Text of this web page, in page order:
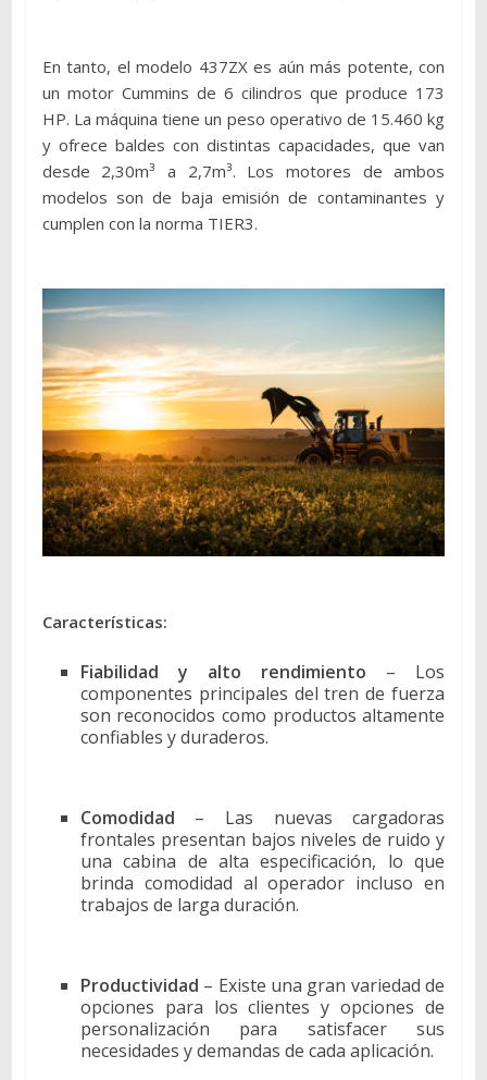
En tanto, el modelo 437ZX es aún más potente, con
un motor Cummins de 6 cilindros que produce 173
HP. La máquina tiene un peso operativo de 15.460 kg
y ofrece baldes con distintas capacidades, que van
desde 2,30m³ a 2,7m³. Los motores de ambos
modelos son de baja emisión de contaminantes y
cumplen con la norma TIER3.
Características:
Fiabilidad y alto rendimiento – Los
componentes principales del tren de fuerza
son reconocidos como productos altamente
confiables y duraderos.
Comodidad – Las nuevas cargadoras
frontales presentan bajos niveles de ruido y
una cabina de alta especificación, lo que
brinda comodidad al operador incluso en
trabajos de larga duración.
Productividad – Existe una gran variedad de
opciones para los clientes y opciones de
personalización para satisfacer sus
necesidades y demandas de cada aplicación.